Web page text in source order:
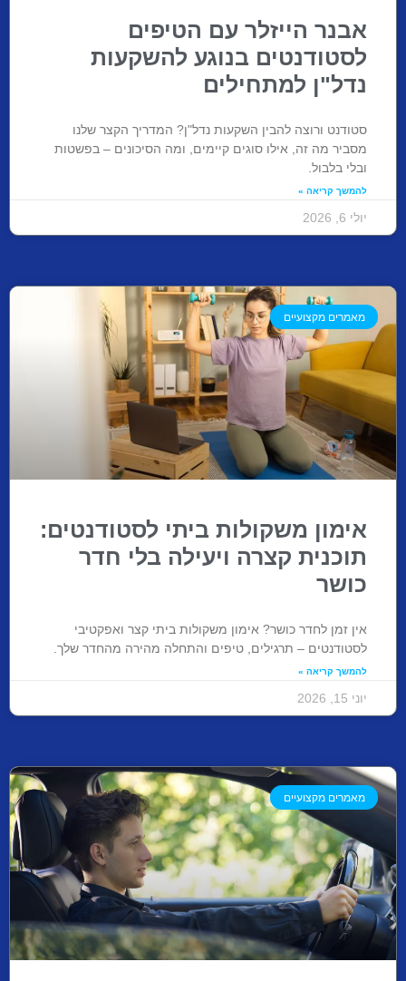
אבנר הייזלר עם הטיפים
לסטודנטים בנוגע להשקעות
נדל"ן למתחילים
סטודנט ורוצה להבין השקעות נדל"ן? המדריך הקצר שלנו
מסביר מה זה, אילו סוגים קיימים, ומה הסיכונים – בפשטות
ובלי בלבול.
להמשך קריאה »
יולי 6, 2026
מאמרים מקצועיים
אימון משקולות ביתי לסטודנטים:
תוכנית קצרה ויעילה בלי חדר
כושר
אין זמן לחדר כושר? אימון משקולות ביתי קצר ואפקטיבי
לסטודנטים – תרגילים, טיפים והתחלה מהירה מהחדר שלך.
להמשך קריאה »
יוני 15, 2026
מאמרים מקצועיים